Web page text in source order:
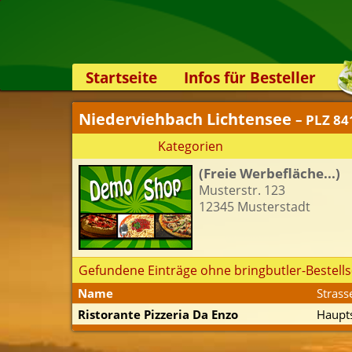
Startseite
Infos für Besteller
Lieferservice-App
Weiterempfehlen
Newsletter
Sicherheit
Kontakt
Niederviehbach Lichtensee – PLZ
Kategorien
(Freie Werbefläche...)
Musterstr. 123
12345 Musterstadt
Gefundene Einträge ohne bringbutler-
Name
Ristorante Pizzeria Da Enzo